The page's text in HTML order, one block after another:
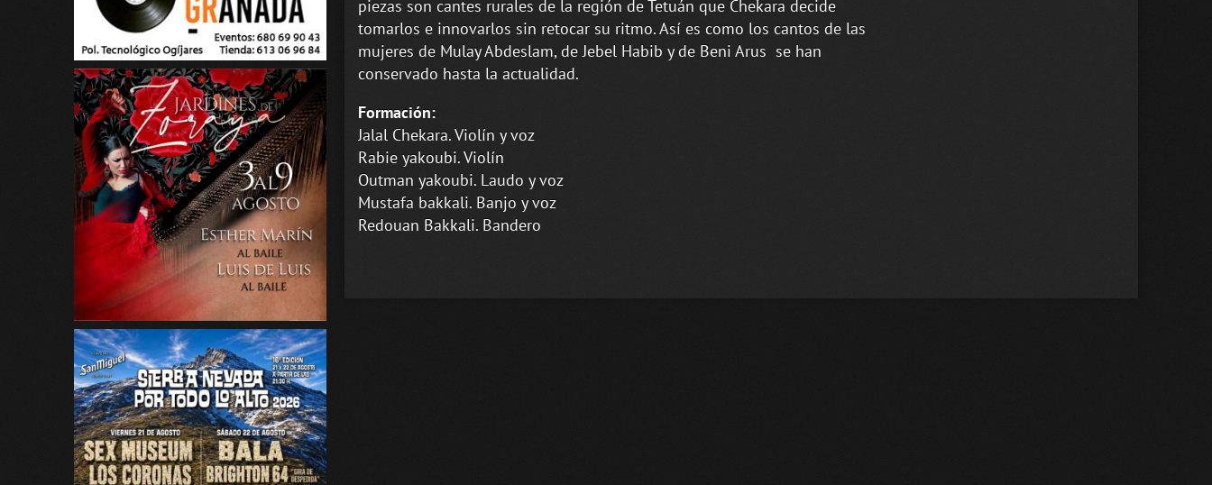
piezas son cantes rurales de la región de Tetuán que Chekara decide
tomarlos e innovarlos sin retocar su ritmo. Así es como los cantos de las
mujeres de Mulay Abdeslam, de Jebel Habib y de Beni Arus se han
conservado hasta la actualidad.
Formación:
Jalal Chekara. Violín y voz
Rabie yakoubi. Violín
Outman yakoubi. Laudo y voz
Mustafa bakkali. Banjo y voz
Redouan Bakkali. Bandero